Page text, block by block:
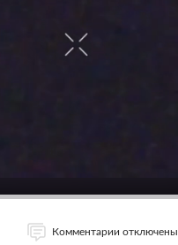
Комментарии отключены